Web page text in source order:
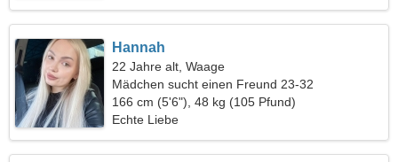
Hannah
22 Jahre alt, Waage
Mädchen sucht einen Freund 23-32
166 cm (5'6"), 48 kg (105 Pfund)
Echte Liebe